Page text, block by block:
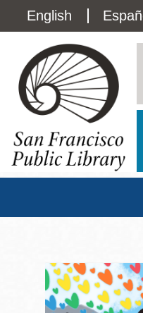
主
Language
switcher
(Content)
English
Address
100
Larkin
Street
星期
12 下
三藩市